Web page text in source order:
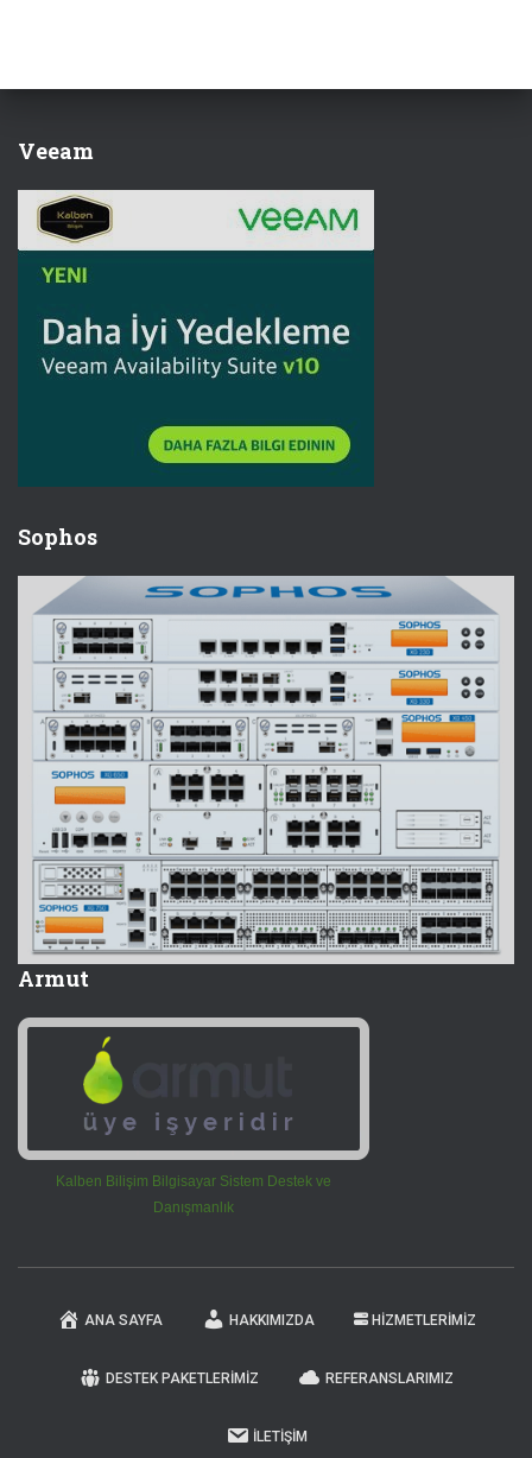
Veeam
Sophos
Armut
Kalben Bilişim Bilgisayar Sistem Destek ve
Danışmanlık
ANA SAYFA HAKKIMIZDA HIZMETLERIMIZ
DESTEK PAKETLERIMIZ REFERANSLARIMIZ
İLETIŞIM